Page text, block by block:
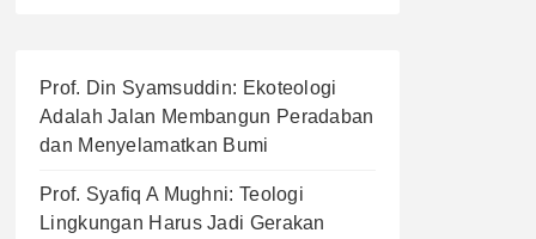
Prof. Din Syamsuddin: Ekoteologi
Adalah Jalan Membangun Peradaban
dan Menyelamatkan Bumi
Prof. Syafiq A Mughni: Teologi
Lingkungan Harus Jadi Gerakan